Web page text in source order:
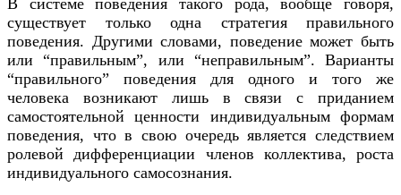
существует только одна стратегия правильного
поведения. Другими словами, поведение может быть
или “правильным”, или “неправильным”. Варианты
“правильного” поведения для одного и того же
человека возникают лишь в связи с приданием
самостоятельной ценности индивидуальным формам
поведения, что в свою очередь является следствием
ролевой дифференциации членов коллектива, роста
индивидуального самосознания.